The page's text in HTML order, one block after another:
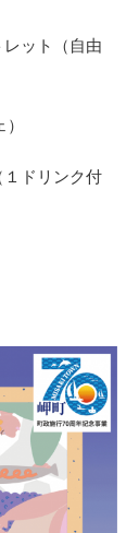
ット（自由
ドリンク付